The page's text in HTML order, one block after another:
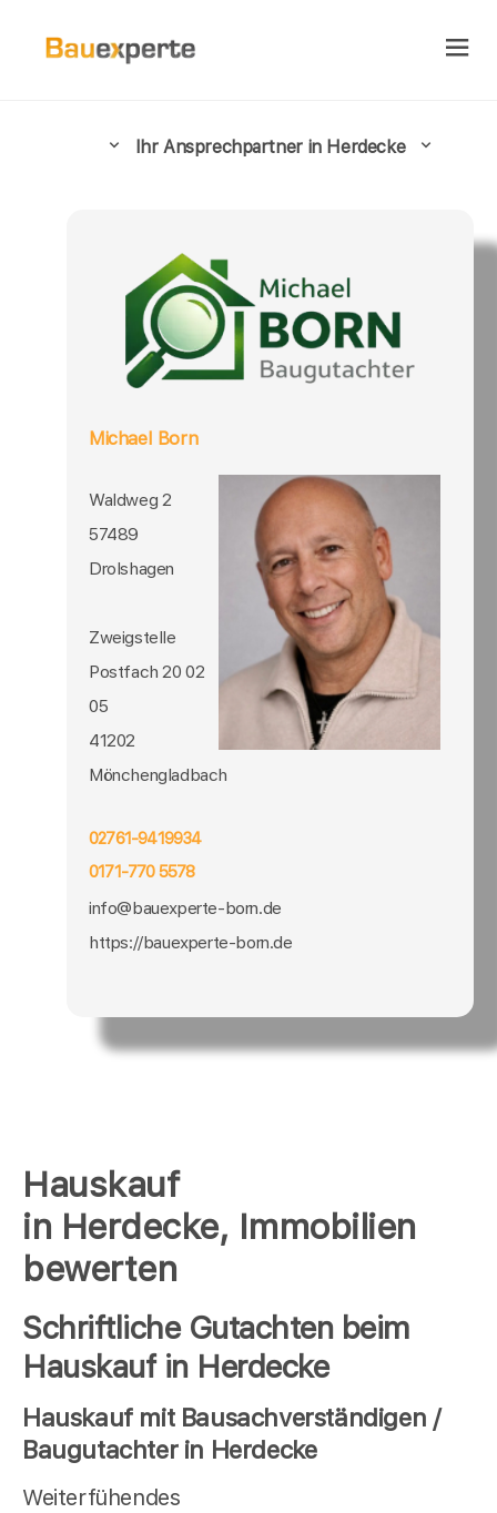
Hauskauf
in Herdecke, Immobilien
bewerten
Schriftliche Gutachten beim
Hauskauf in Herdecke
Hauskauf mit Bausachverständigen /
Baugutachter in Herdecke
Weiterfühendes
Ihr Ansprechpartner in Herdecke
Michael Born
Waldweg 2
57489
Drolshagen
Zweigstelle
Postfach 20 02
05
41202
Mönchengladbach
02761-9419934
0171-770 5578
info@bauexperte-born.de
https://bauexperte-born.de